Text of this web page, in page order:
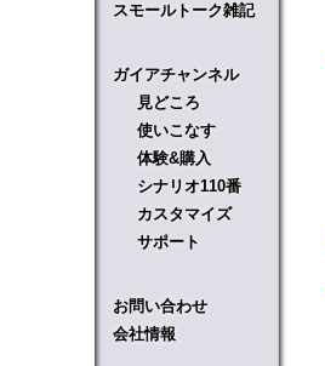
スモールトーク雑記
ガイアチャンネル
見どころ
使いこなす
体験&購入
シナリオ110番
カスタマイズ
サポート
お問い合わせ
会社情報